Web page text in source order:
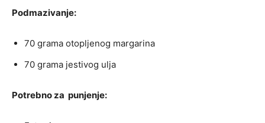
Podmazivanje:
70 grama otopljenog margarina
70 grama jestivog ulja
Potrebno za punjenje: